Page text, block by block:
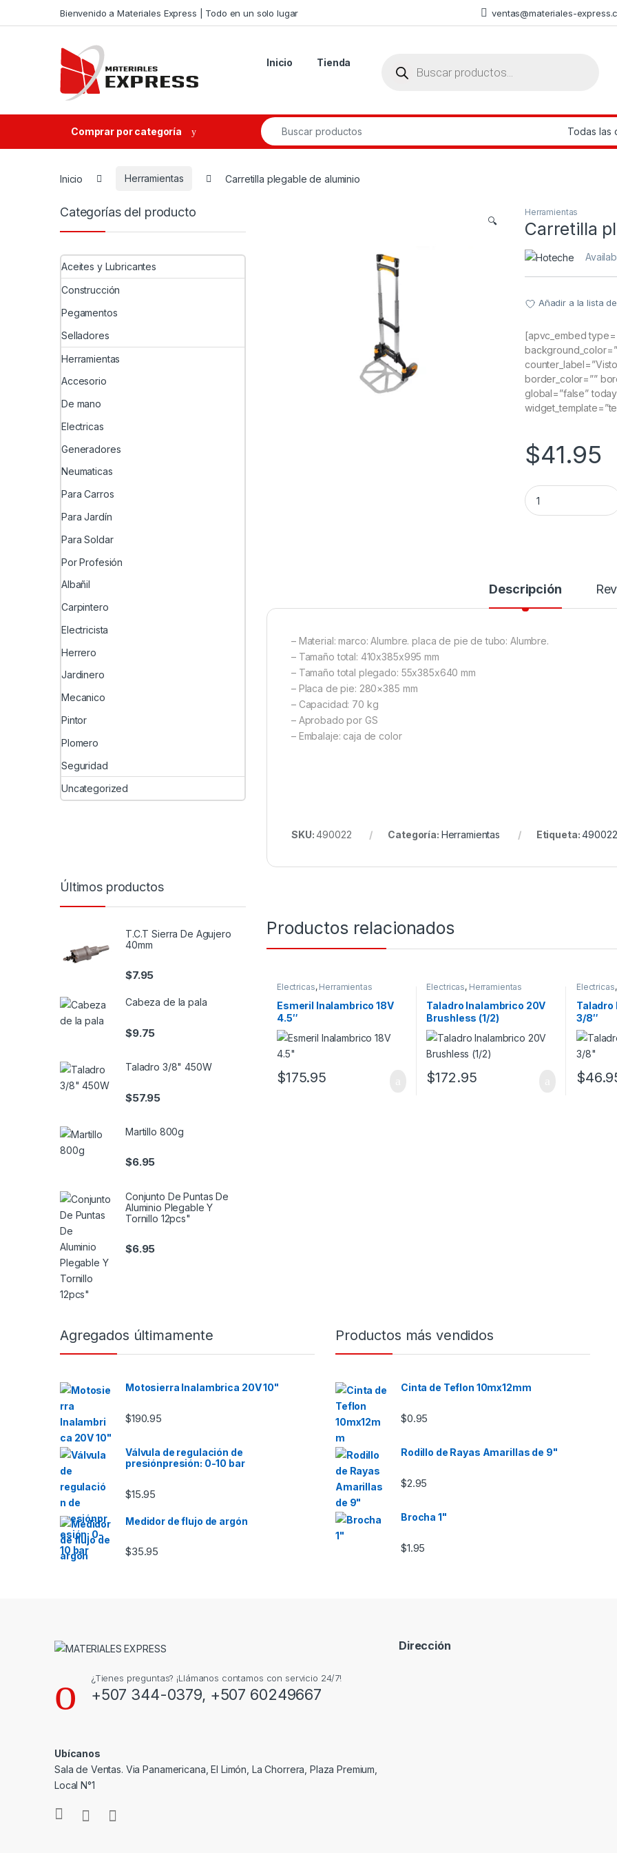
Bienvenido a Materiales Express | Todo en un solo lugar ventas@materiales-
Inicio Tienda
Comprar por categoría
Search for:
Inicio Herramientas Carretilla plegable de aluminio
🔍
Herramientas
Carretilla
Añadir a la lista
[apvc_embed
border_color=””
global=”false”
$41.95
Carretilla
Descripción
– Material: marco: Alumbre. placa de pie de tubo: Alumbre.
– Tamaño total: 410x385x995 mm
– Tamaño total plegado: 55x385x640 mm
– Placa de pie: 280×385 mm
– Capacidad: 70 kg
– Aprobado por GS
– Embalaje: caja de color
SKU:490022 Categoría: Herramientas Etiqueta:490022
Productos relacionados
Electricas, Herramientas
Esmeril Inalambrico 18V
4.5″
$175.95
Electricas, Herramientas
Taladro Inalambrico 20V
Brushless (1/2)
$172.95
Electricas
Taladro
3/8″
$
Categorías del producto
Aceites y Lubricantes
Construcción
Pegamentos
Selladores
Herramientas
Accesorio
De mano
Electricas
Generadores
Neumaticas
Para Carros
Para Jardín
Para Soldar
Por Profesión
Albañil
Carpintero
Electricista
Herrero
Jardinero
Mecanico
Pintor
Plomero
Seguridad
Uncategorized
Últimos productos
T.C.T Sierra De Agujero
40mm
$7.95
Cabeza de la pala
$9.75
Taladro 3/8" 450W
$57.95
Martillo 800g
$6.95
Conjunto De Puntas De
Aluminio Plegable Y
Tornillo 12pcs"
$6.95
Agregados últimamente
Motosierra Inalambrica 20V 10"
$190.95
Válvula de regulación de
presiónpresión: 0-10 bar
$15.95
Medidor de flujo de argón
$35.95
Productos más vendidos
Cinta de Teflon 10mx12mm
$0.95
Rodillo de Rayas Amarillas de 9"
$2.95
Brocha 1"
$1.95
¿Tienes preguntas? ¡Llámanos contamos con servicio 24/7!
+507 344-0379, +507 60249667
Ubícanos
Sala de Ventas. Via Panamericana, El Limón, La Chorrera, Plaza Premium,
Local N°1
Dirección